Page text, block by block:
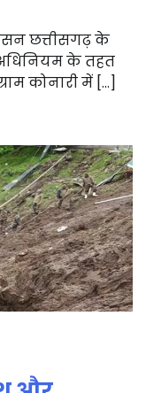
छत्तीसगढ़ के
अधिनियम के तहत
कोनारी में […]